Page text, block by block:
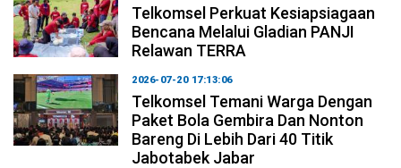
Telkomsel Perkuat Kesiapsiagaan
Bencana Melalui Gladian PANJI
Relawan TERRA
2026-07-20 17:13:06
Telkomsel Temani Warga Dengan
Paket Bola Gembira Dan Nonton
Bareng Di Lebih Dari 40 Titik
Jabotabek Jabar